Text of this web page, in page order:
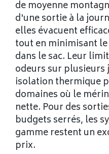
de moyenne
d'une sortie à la
elles évacuent
tout en minimisant
dans le sac. Leur
odeurs sur
isolation thermique
domaines où le
nette. Pour des
budgets serrés, les
gamme restent un
prix.